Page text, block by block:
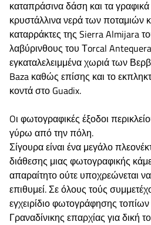
καταπράσινα δάση και τα
κρυστάλλινα νερά των ποταμιών
καταρράκτες της Sierra Almijara
λαβύρινθους του Τorcal
εγκαταλελειμμένα χωριά των
Baza καθώς επίσης και το
κοντά στο Guadix.
Oι φωτογραφικές έξοδοι
γύρω από την πόλη.
Σίγουρα είναι ένα μεγάλο
διάθεσης μιας φωτογραφικής
απαραίτητο ούτε υποχρεώνεται
επιθυμεί. Σε όλους τούς
εγχειρίδιο φωτογράφησης
Γραναδίνικης επαρχίας για δική